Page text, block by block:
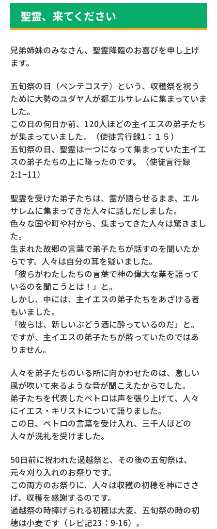
聖霊、来てください
兄弟姉妹のみなさん、聖霊降臨のお喜びを申し上げ
ます。
五旬祭の日（ペンテコステ）という、収穫祭を祝う
ために大勢のユダヤ人が都エルサレムに集まっていま
した。
この日の何日か前、120人ほどの主イエスの弟子たち
が集まっていました。（使徒言行録1：１５）
五旬祭の日、聖霊は一つになって集まっていた主イエ
スの弟子たちの上に降ったのです。（使徒言行録
2:1−11）
聖霊を受けた弟子たちは、霊が語らせるまま、エル
サレムに集まってきた人々に話しだしました。
色々な国や町や村から、集まってきた人々は驚きまし
た。
生まれた故郷の言葉で弟子たちが話すのを聞いたか
らです。人々は自分の耳を疑いました。
「彼らがわたしたちの言葉で神の偉大な業を語って
いるのを聞こうとは！」と。
しかし、中には、主イエスの弟子たちをあざける者
もいました。
「彼らは、新しいぶどう酒に酔っているのだ」と。
ですが、主イエスの弟子たちが酔っていたのではあ
りません。
人々を弟子たちのいる所に向かわせたのは、激しい
風が吹いて来るような音が聞こえたからでした。
弟子たちを代表したペトロは声を張り上げて、人々
にイエス・キリストについて語りました。
この日、ペトロの言葉を受け入れ、三千人ほどの
人々が洗礼を受けました。
50日前に祝われた過越祭と、その後の五旬祭は、
元々刈り入れのお祭りです。
この両方のお祭りに、人々は収穫の初穂を神にささ
げ、収穫を感謝するのです。
過越祭の時捧げられる初穂は大麦、五旬祭の時の初
穂は小麦です（レビ記23：9-16）。